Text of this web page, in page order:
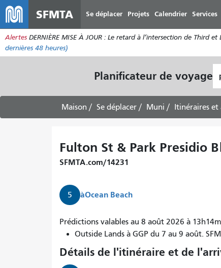
SFMTA Se déplacer Projets Calendrier Services
Alertes DERNIÈRE MISE À JOUR : Le retard à l’intersection de Third
dernières 48 heures)
Planificateur de voyage de
Maison Se déplacer Muni Itinéraires et
Fulton St & Park Presidio
SFMTA.com/14231
5 àOcean Beach
Prédictions valables au 8 août 2026 à
Outside Lands à GGP du 7 au 9 août.
Détails de l'itinéraire et de